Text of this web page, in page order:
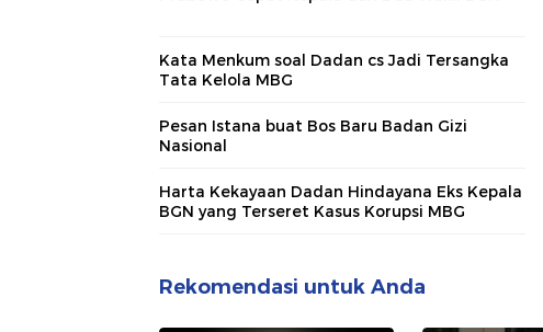
Kata Menkum soal Dadan cs Jadi Tersangka
Tata Kelola MBG
Pesan Istana buat Bos Baru Badan Gizi
Nasional
Harta Kekayaan Dadan Hindayana Eks Kepala
BGN yang Terseret Kasus Korupsi MBG
Rekomendasi untuk Anda